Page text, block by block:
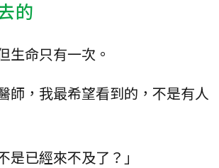
的
生命只有一次。
師，我最希望看到的，不是有人
是已經來不及了？」